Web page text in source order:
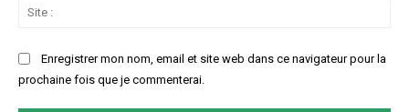
Enregistrer mon nom, email et site web dans ce navigateur pour la
prochaine fois que je commenterai.